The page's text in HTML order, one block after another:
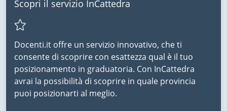
Scopri il servizio InCattedra
Docenti.it offre un servizio innovativo, che ti
consente di scoprire con esattezza qual è il tuo
posizionamento in graduatoria. Con InCattedra
avrai la possibilità di scoprire in quale provincia
puoi posizionarti al meglio.